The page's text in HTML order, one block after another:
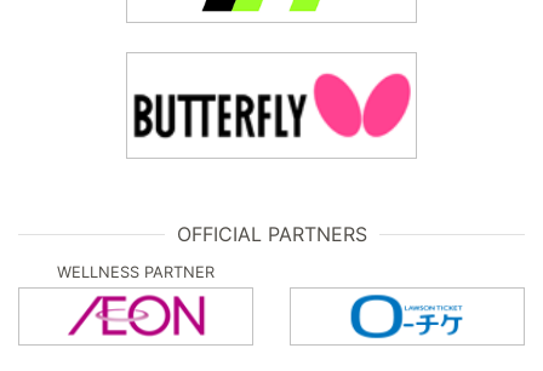
OFFICIAL PARTNERS
WELLNESS PARTNER